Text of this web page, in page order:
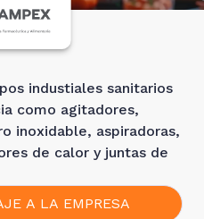
industiales sanitarios
como agitadores,
inoxidable, aspiradoras,
de calor y juntas de
A LA EMPRESA